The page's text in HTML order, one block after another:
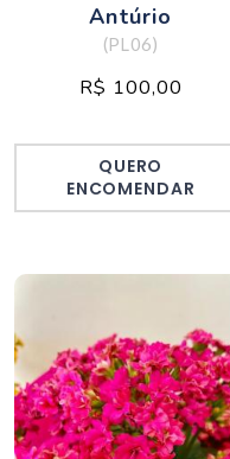
Antúrio
(PL06)
R$ 100,00
QUERO
ENCOMENDAR